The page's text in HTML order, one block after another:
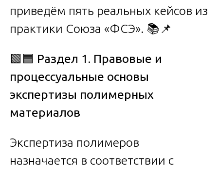
приведём пять реальных кейсов из
практики Союза «ФСЭ». 📚📌
🟩🟦 Раздел 1. Правовые и
процессуальные основы
экспертизы полимерных
материалов
Экспертиза полимеров
назначается в соответствии с